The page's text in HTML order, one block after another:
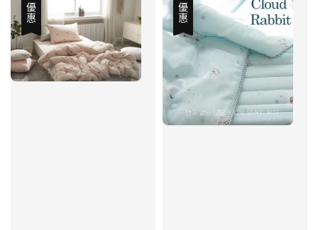
優惠 優惠